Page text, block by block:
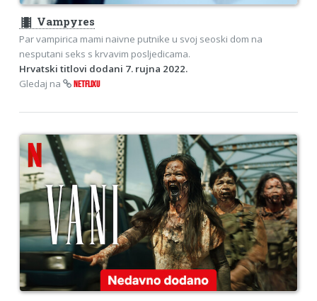
theaters Vampyres
Par vampirica mami naivne putnike u svoj seoski dom na
nesputani seks s krvavim posljedicama.
Hrvatski titlovi dodani 7. rujna 2022.
Gledaj na
NETFLIXU